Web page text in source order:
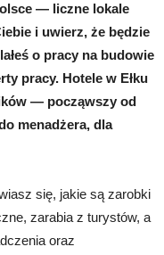
— liczne lokale
i uwierz, że będzie
o pracy na budowie
pracy. Hotele w Ełku
— począwszy od
menadżera, dla
się, jakie są zarobki
zarabia z turystów, a
oraz